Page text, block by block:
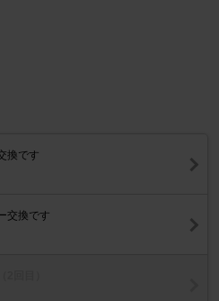
換です
交換です